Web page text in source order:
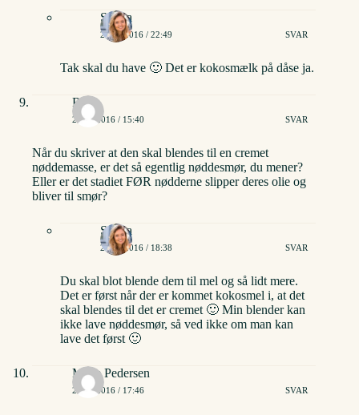
Stinna
26/01/2016 / 22:49 SVAR
Tak skal du have 🙂 Det er kokosmælk på dåse ja.
Rosa
21/09/2016 / 15:40 SVAR
Når du skriver at den skal blendes til en cremet
nøddemasse, er det så egentlig nøddesmør, du mener?
Eller er det stadiet FØR nødderne slipper deres olie og
bliver til smør?
Stinna
21/09/2016 / 18:38 SVAR
Du skal blot blende dem til mel og så lidt mere.
Det er først når der er kommet kokosmel i, at det
skal blendes til det er cremet 🙂 Min blender kan
ikke lave nøddesmør, så ved ikke om man kan
lave det først 🙂
Mette Pedersen
23/10/2016 / 17:46 SVAR